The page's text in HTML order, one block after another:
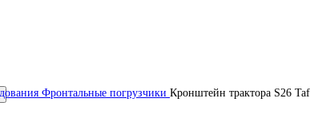
Фронтальные погрузчики Кронштейн трактора S26